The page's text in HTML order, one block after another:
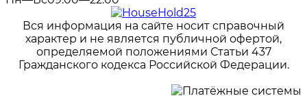
Вся информация на сайте носит справочный
характер и не является публичной офертой,
определяемой положениями Статьи 437
Гражданского кодекса Российской Федерации.